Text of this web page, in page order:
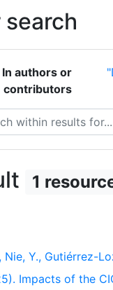
search
In authors or
contributors
within results for...
1
Nie, Y., Gutiérrez-
Impacts of the